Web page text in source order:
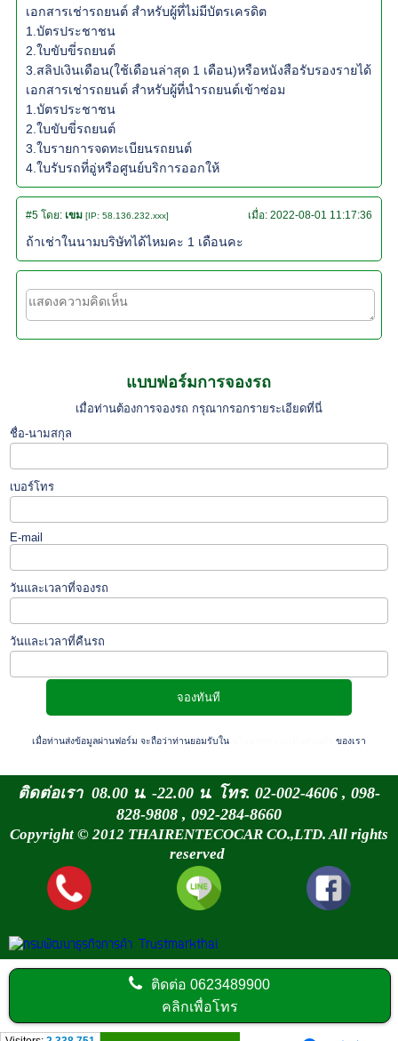
เอกสารเช่ารถยนต์ สำหรับผู้ที่ไม่มีบัตรเครดิต
1.บัตรประชาชน
2.ใบขับขี่รถยนต์
3.สลิปเงินเดือน(ใช้เดือนล่าสุด 1 เดือน)หรือหนังสือรับรองรายได้
เอกสารเช่ารถยนต์ สำหรับผู้ที่นำรถยนต์เข้าซ่อม
1.บัตรประชาชน
2.ใบขับขี่รถยนต์
3.ใบรายการจดทะเบียนรถยนต์
4.ใบรับรถที่อู่หรือศูนย์บริการออกให้
#5โดย: เขม [IP: 58.136.232.xxx] เมื่อ:2022-08-01 11:17:36
ถ้าเช่าในนามบริษัทได้ไหมคะ 1 เดือนคะ
แบบฟอร์มการจองรถ
เมื่อท่านต้องการจองรถ กรุณากรอกรายระเอียดที่นี่
ชื่อ-นามสกุล
เบอร์โทร
E-mail
วันและเวลาที่จองรถ
วันและเวลาที่คืนรถ
เมื่อท่านส่งข้อมูลผ่านฟอร์ม จะถือว่าท่านยอมรับในนโยบายความเป็นส่วนตัว ของเรา
ติดต่อเรา 08.00 น. -22.00 น. โทร. 02-002-4606 , 098-
828-9808 , 092-284-8660
Copyright © 2012 THAIRENTECOCAR CO.,LTD. All rights
reserved
ติดต่อ0623489900
คลิกเพื่อโทร